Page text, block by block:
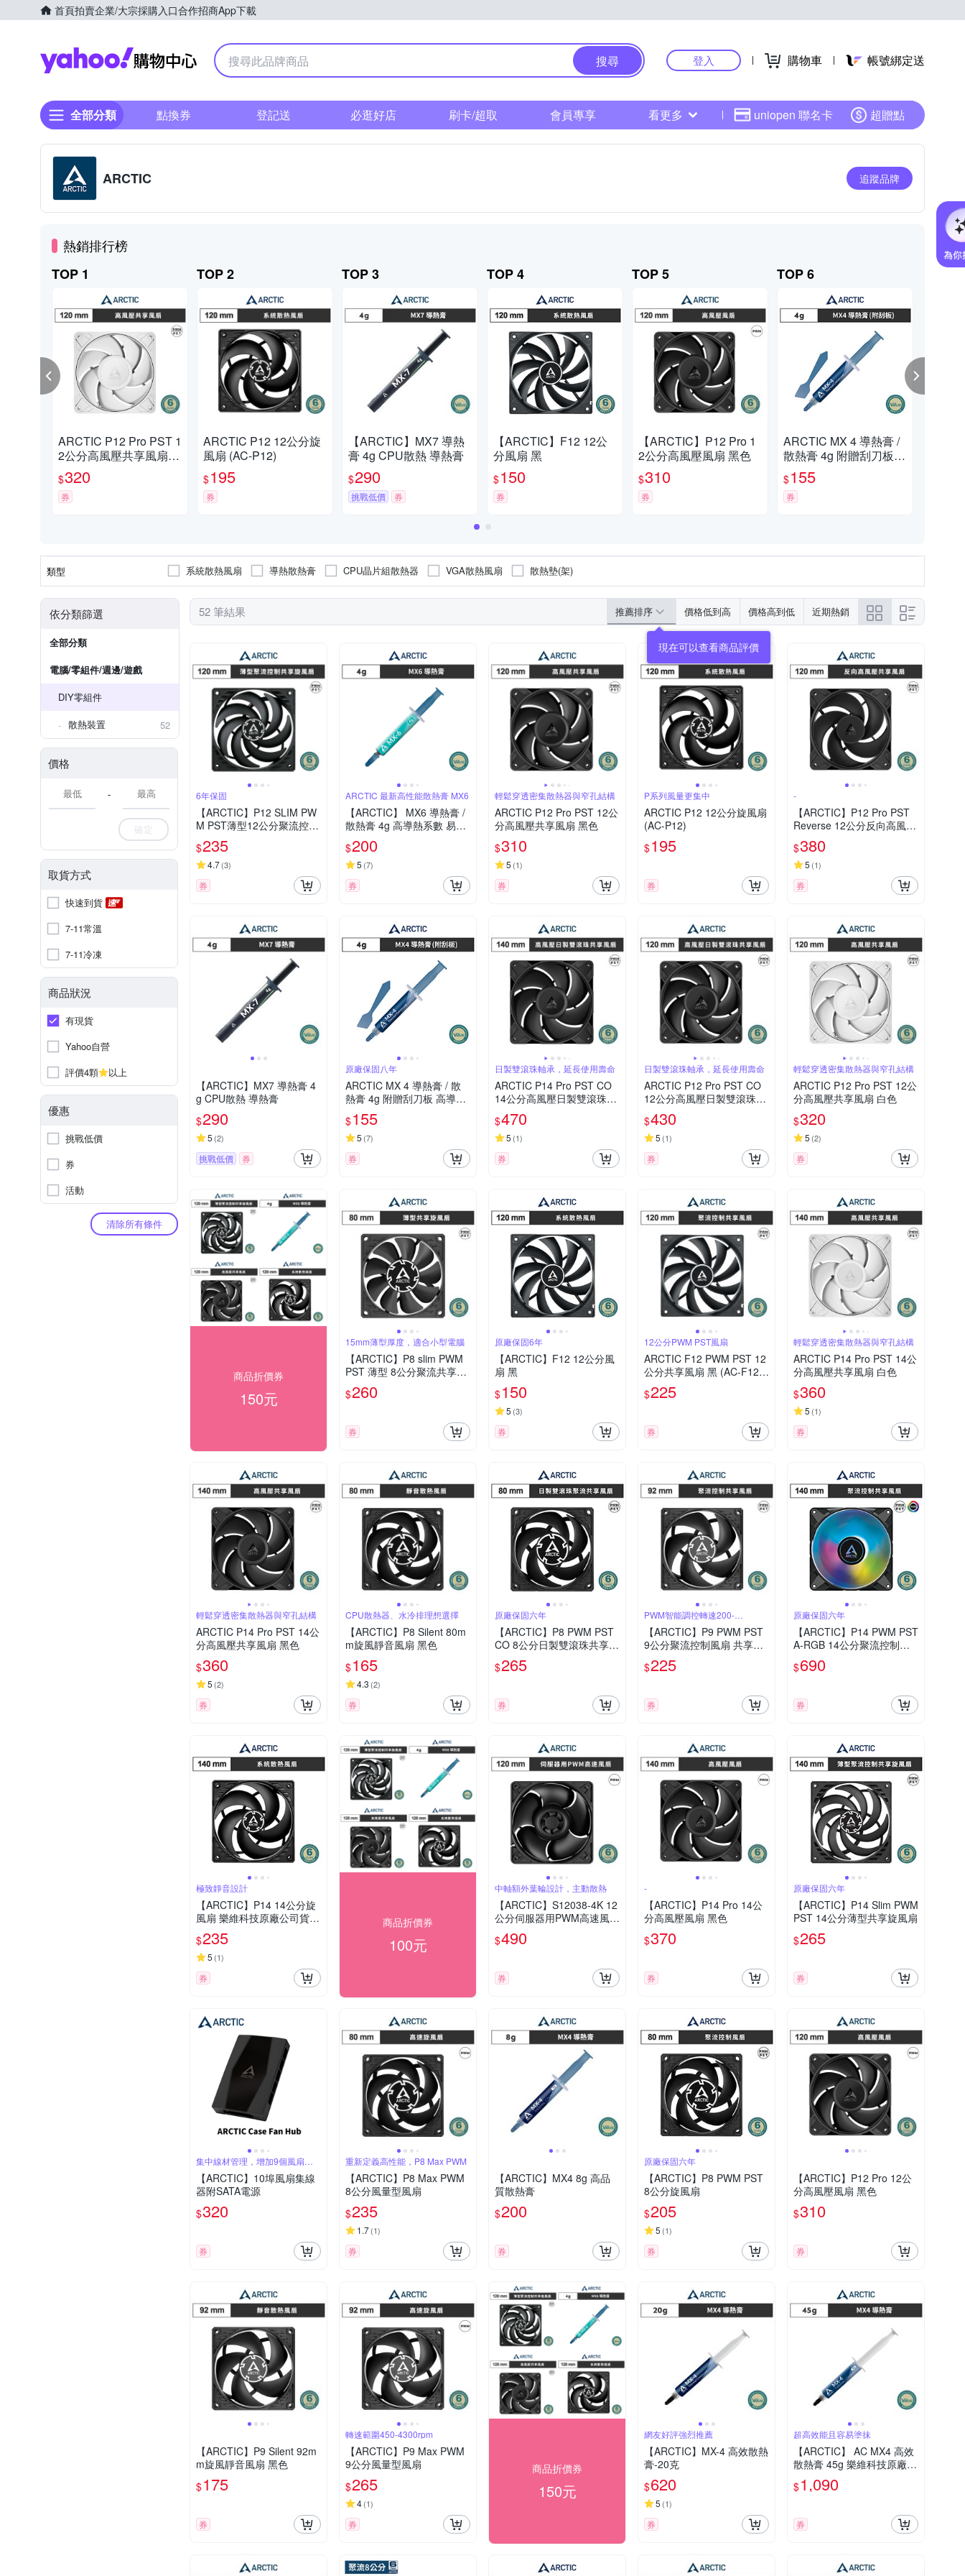
首頁拍賣企業/大宗採購入口合作招商App下載
Yahoo購物中心
搜尋 登入 購物車 帳號綁定送
全部分類 點換券 登記送 必逛好店 刷卡/超取 會員專享 看更多 uniopen 聯名卡 超贈點
ARCTIC 追蹤品牌
熱銷排行榜
TOP 1
ARCTIC P12 Pro PST 1
2公分高風壓共享風扇
白色
$320
券
TOP 2
ARCTIC P12 12公分旋
風扇 (AC-P12)
$195
券
TOP 3
【ARCTIC】MX7 導熱
膏 4g CPU散熱 導熱膏
$290
挑戰低價 券
TOP 4
【ARCTIC】F12 12公
分風扇 黑
$150
券
TOP 5
【ARCTIC】P12 Pro 1
2公分高風壓風扇 黑色
$310
券
TOP 6
ARCTIC MX 4 導熱膏 /
散熱膏 4g 附贈刮刀板
高導熱系數 易塗抹
$155
券
類型 系統散熱風扇 導熱散熱膏 CPU晶片組散熱器 VGA散熱風扇 散熱墊(架)
依分類篩選
全部分類
電腦/零組件/週邊/遊戲
DIY零組件
散熱裝置
52
價格
-
確定
取貨方式
快速到貨
7-11常溫
7-11冷凍
商品狀況
有現貨
Yahoo自營
評價4顆
以上
優惠
挑戰低價
券
活動
清除所有條件
52 筆結果 推薦排序 價格低到高 價格高到低 近期熱銷
6年保固
【ARCTIC】P12 SLIM PW
M PST薄型12公分聚流控制
共享風扇
$235
4.7(3)
券
ARCTIC 最新高性能散熱膏 MX6
【ARCTIC】 MX6 導熱膏 /
散熱膏 4g 高導熱系數 易塗
抹
$200
5 (7)
券
輕鬆穿透密集散熱器與窄孔結構
ARCTIC P12 Pro PST 12公
分高風壓共享風扇 黑色
$310
5 (1)
券
P系列風量更集中
ARCTIC P12 12公分旋風扇
(AC-P12)
$195
券
-
【ARCTIC】P12 Pro PST
Reverse 12公分反向高風壓
共享風扇 黑色
$380
5 (1)
券
【ARCTIC】MX7 導熱膏 4
g CPU散熱 導熱膏
$290
5 (2)
挑戰低價 券
原廠保固八年
ARCTIC MX 4 導熱膏 / 散
熱膏 4g 附贈刮刀板 高導熱
系數 易塗抹
$155
5 (7)
券
日製雙滾珠軸承，延長使用壽命
ARCTIC P14 Pro PST CO
14公分高風壓日製雙滾珠共
享風扇 黑色
$470
5 (1)
券
日製雙滾珠軸承，延長使用壽命
ARCTIC P12 Pro PST CO
12公分高風壓日製雙滾珠共
享風扇 黑色
$430
5 (1)
券
輕鬆穿透密集散熱器與窄孔結構
ARCTIC P12 Pro PST 12公
分高風壓共享風扇 白色
$320
5 (2)
券
商品折價券
150元
15mm薄型厚度，適合小型電腦
【ARCTIC】P8 slim PWM
PST 薄型 8公分聚流共享風
扇｜樂維科技官方公司貨
$260
券
原廠保固6年
【ARCTIC】F12 12公分風
扇 黑
$150
5 (3)
券
12公分PWM PST風扇
ARCTIC F12 PWM PST 12
公分共享風扇 黑 (AC-F12M
P-K)
$225
券
輕鬆穿透密集散熱器與窄孔結構
ARCTIC P14 Pro PST 14公
分高風壓共享風扇 白色
$360
5 (1)
券
輕鬆穿透密集散熱器與窄孔結構
ARCTIC P14 Pro PST 14公
分高風壓共享風扇 黑色
$360
5 (2)
券
CPU散熱器、水冷排理想選擇
【ARCTIC】P8 Silent 80m
m旋風靜音風扇 黑色
$165
4.3 (2)
券
原廠保固六年
【ARCTIC】P8 PWM PST
CO 8公分日製雙滾珠共享旋
風扇
$265
券
PWM智能調控轉速200-
3000rpm
【ARCTIC】P9 PWM PST
9公分聚流控制風扇 共享技
術
$225
券
原廠保固六年
【ARCTIC】P14 PWM PST
A-RGB 14公分聚流控制共
享風扇 黑色
$690
券
極致靜音設計
【ARCTIC】P14 14公分旋
風扇 樂維科技原廠公司貨
(AC-P14)
$235
5 (1)
券
商品折價券
100元
中軸額外葉輪設計，主動散熱
【ARCTIC】S12038-4K 12
公分伺服器用PWM高速風扇
｜樂維科技官方公司貨
$490
券
-
【ARCTIC】P14 Pro 14公
分高風壓風扇 黑色
$370
券
原廠保固六年
【ARCTIC】P14 Slim PWM
PST 14公分薄型共享旋風扇
$265
券
集中線材管理，增加9個風扇插
槽
【ARCTIC】10埠風扇集線
器附SATA電源
$320
券
重新定義高性能，P8 Max PWM
【ARCTIC】P8 Max PWM
8公分風量型風扇
$235
1.7(1)
券
【ARCTIC】MX4 8g 高品
質散熱膏
$200
券
原廠保固六年
【ARCTIC】P8 PWM PST
8公分旋風扇
$205
5 (1)
券
【ARCTIC】P12 Pro 12公
分高風壓風扇 黑色
$310
券
【ARCTIC】P9 Silent 92m
m旋風靜音風扇 黑色
$175
券
轉速範圍450-4300rpm
【ARCTIC】P9 Max PWM
9公分風量型風扇
$265
4(1)
券
商品折價券
150元
網友好評強烈推薦
【ARCTIC】MX-4 高效散熱
膏-20克
$620
5 (1)
券
超高效能且容易塗抹
【ARCTIC】 AC MX4 高效
散熱膏 45g 樂維科技原廠公
司貨
$1,090
券